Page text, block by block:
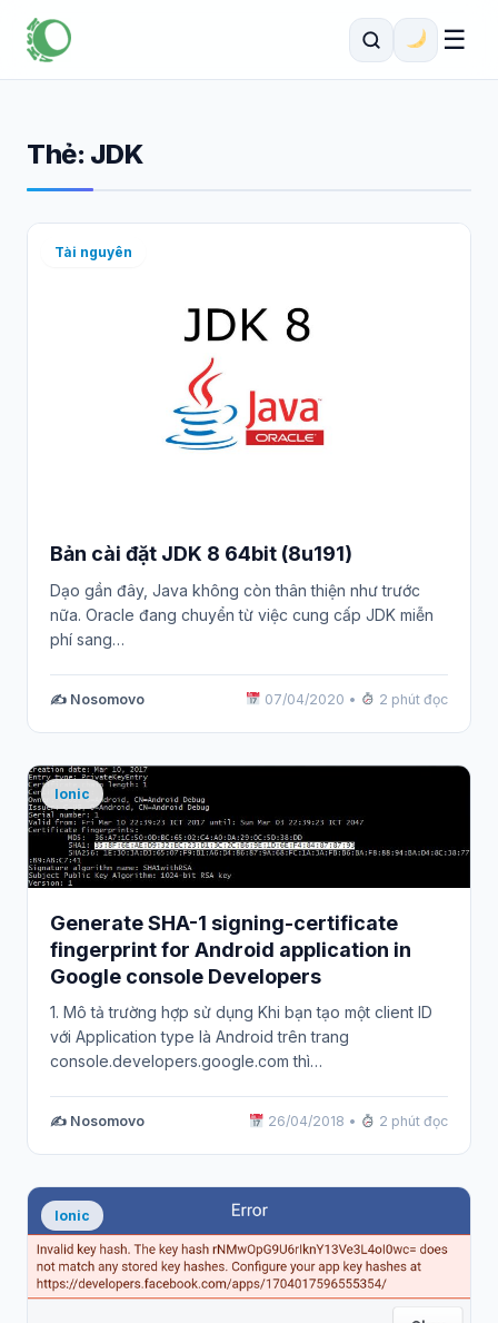
☰
Thẻ: JDK
Tài nguyên
Bản cài đặt JDK 8 64bit (8u191)
Dạo gần đây, Java không còn thân thiện như trước
nữa. Oracle đang chuyển từ việc cung cấp JDK miễn
phí sang…
✍️ Nosomovo 07/04/2020 • 2 phút đọc
Ionic
Generate SHA-1 signing-certificate
fingerprint for Android application in
Google console Developers
1. Mô tả trường hợp sử dụng Khi bạn tạo một client ID
với Application type là Android trên trang
console.developers.google.com thì…
✍️ Nosomovo 26/04/2018 • 2 phút đọc
Ionic